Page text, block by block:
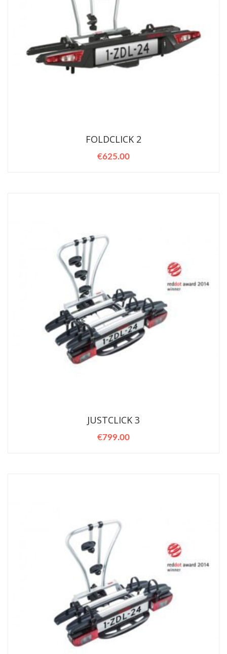
FOLDCLICK 2
€625.00
JUSTCLICK 3
€799.00